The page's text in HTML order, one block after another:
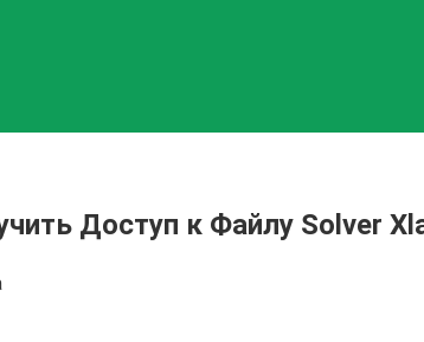
Доступ к Файлу Solver